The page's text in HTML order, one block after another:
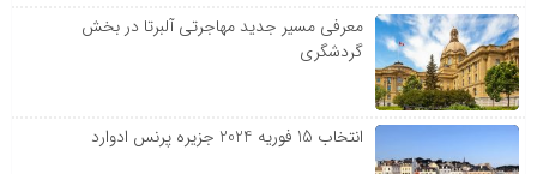
معرفی مسیر جدید مهاجرتی آلبرتا در بخش
گردشگری
انتخاب 15 فوریه 2024 جزیره پرنس ادوارد